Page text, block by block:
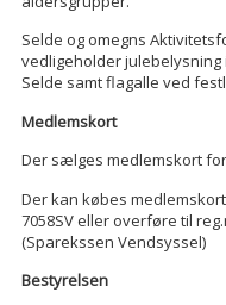
Selde og omegns
vedligeholder
Selde samt flagalle ved
Medlemskort
Der sælges medlemskort
Der kan købes
7058SV eller overføre til
(Sparekssen Vendsyssel)
Bestyrelsen